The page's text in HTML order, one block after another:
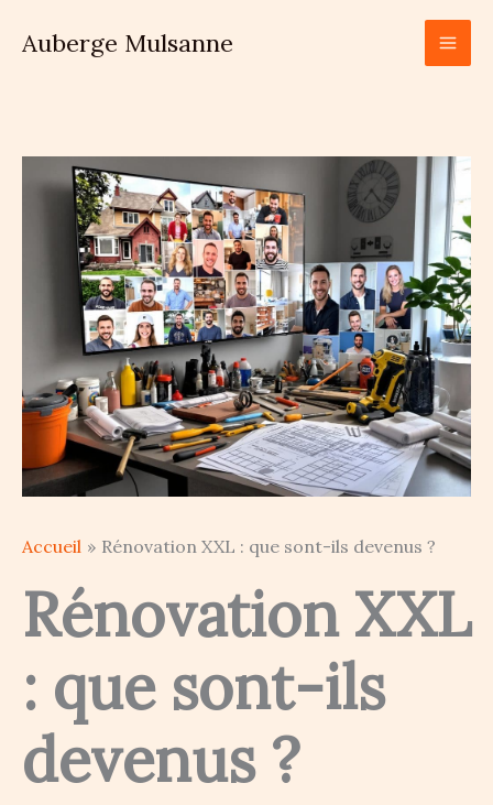
Auberge Mulsanne
Accueil Rénovation XXL : que sont-ils devenus ?
Rénovation XXL
: que sont-ils
devenus ?